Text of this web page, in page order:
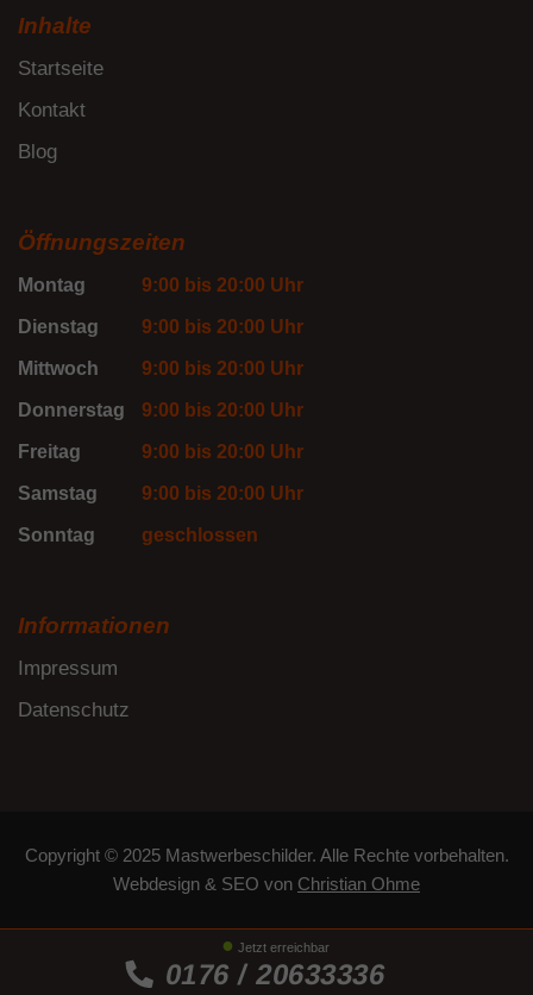
Inhalte
Startseite
Kontakt
Blog
Öffnungszeiten
Montag 9:00 bis 20:00 Uhr
Dienstag 9:00 bis 20:00 Uhr
Mittwoch 9:00 bis 20:00 Uhr
Donnerstag 9:00 bis 20:00 Uhr
Freitag 9:00 bis 20:00 Uhr
Samstag 9:00 bis 20:00 Uhr
Sonntag geschlossen
Informationen
Impressum
Datenschutz
Copyright © 2025 Mastwerbeschilder. Alle Rechte vorbehalten.
Webdesign & SEO von Christian Ohme
Jetzt erreichbar
0176 / 20633336